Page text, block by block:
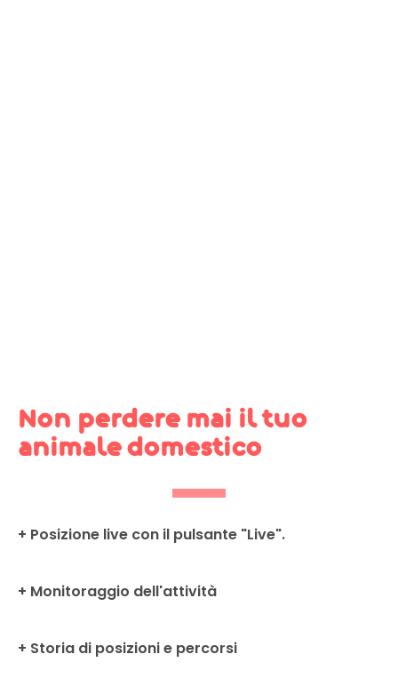
Non perdere mai il tuo
animale domestico
+ Posizione live con il pulsante "Live".
+ Monitoraggio dell'attività
+ Storia di posizioni e percorsi